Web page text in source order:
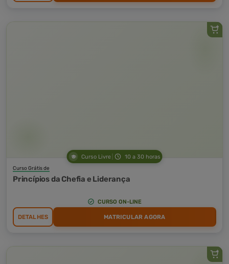
Curso Livre 10 a 30 horas
Curso Grátis de
Princípios da Chefia e Liderança
CURSO ON-LINE
DETALHES MATRICULAR AGORA